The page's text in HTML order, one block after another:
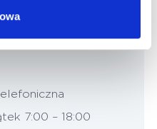
się prywatnie
200
7:00 – 18:00